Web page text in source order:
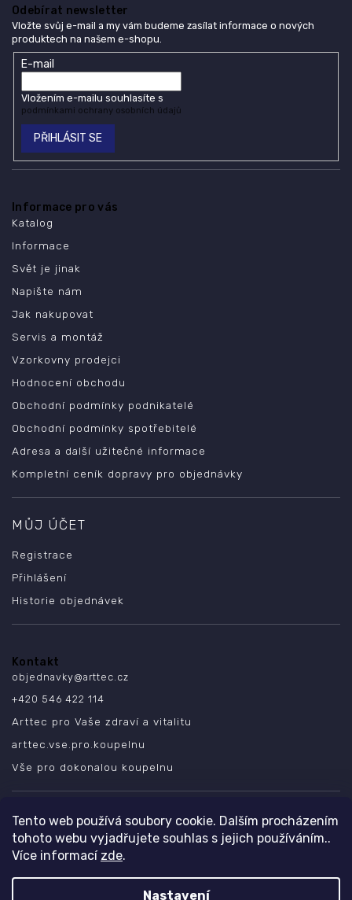
Tento web používá soubory cookie. Dalším procházením
tohoto webu vyjadřujete souhlas s jejich používáním..
Více informací zde.
Nastavení
Odebírat newsletter
Vložte svůj e-mail a my vám budeme zasílat informace o nových
produktech na našem e-shopu.
E-mail
Vložením e-mailu souhlasíte s
podmínkami ochrany osobních údajů
PŘIHLÁSIT SE
Informace pro vás
Katalog
Informace
Svět je jinak
Napište nám
Jak nakupovat
Servis a montáž
Vzorkovny prodejci
Hodnocení obchodu
Obchodní podmínky podnikatelé
Obchodní podmínky spotřebitelé
Adresa a další užitečné informace
Kompletní ceník dopravy pro objednávky
MŮJ ÚČET
Registrace
Přihlášení
Historie objednávek
Kontakt
objednavky@arttec.cz
+420 546 422 114
Arttec pro Vaše zdraví a vitalitu
arttec.vse.pro.koupelnu
Vše pro dokonalou koupelnu
SLEDUJTE NÁS